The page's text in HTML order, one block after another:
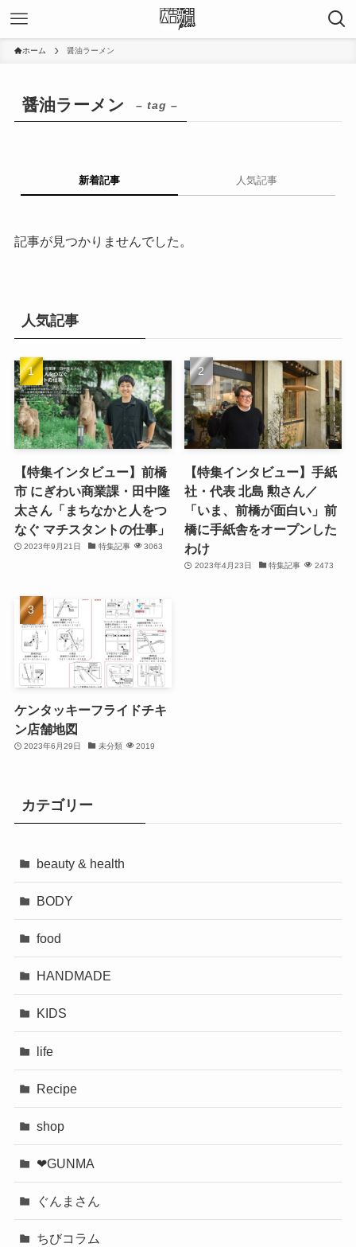
ホーム 醤油ラーメン
醤油ラーメン – tag –
新着記事 人気記事
記事が見つかりませんでした。
人気記事
【特集インタビュー】前橋
市 にぎわい商業課・田中隆
太さん「まちなかと人をつ
なぐ マチスタントの仕事」
2023年9月21日 特集記事 3063
【特集インタビュー】手紙
社・代表 北島 勲さん／
「いま、前橋が面白い」前
橋に手紙舎をオープンした
わけ
2023年4月23日 特集記事 2473
ケンタッキーフライドチキ
ン店舗地図
2023年6月29日 未分類 2019
カテゴリー
beauty & health
BODY
food
HANDMADE
KIDS
life
Recipe
shop
❤︎GUNMA
ぐんまさん
ちびコラム